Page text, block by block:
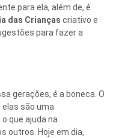
para ela, além de, é
das Crianças criativo e
para fazer a
gerações, é a boneca. O
são uma
que ajuda na
outros. Hoje em dia,